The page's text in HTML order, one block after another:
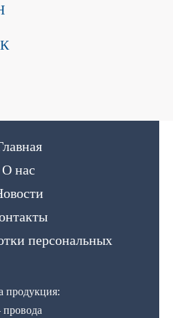
О нас
персональных
продукция:
провода